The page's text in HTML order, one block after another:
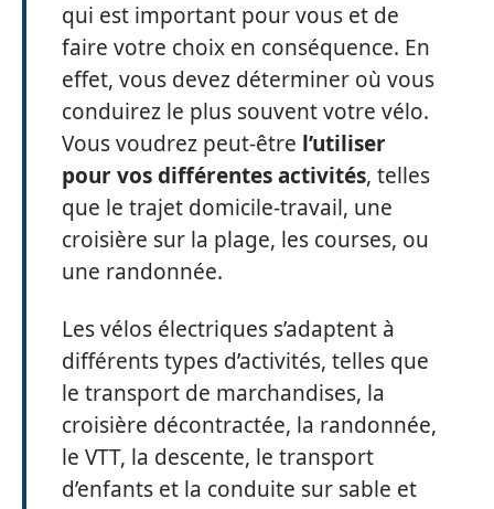
qui est important pour vous et de
faire votre choix en conséquence. En
effet, vous devez déterminer où vous
conduirez le plus souvent votre vélo.
Vous voudrez peut-être l’utiliser
pour vos différentes activités, telles
que le trajet domicile-travail, une
croisière sur la plage, les courses, ou
une randonnée.
Les vélos électriques s’adaptent à
différents types d’activités, telles que
le transport de marchandises, la
croisière décontractée, la randonnée,
le VTT, la descente, le transport
d’enfants et la conduite sur sable et